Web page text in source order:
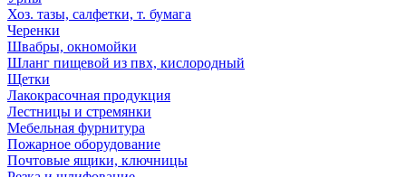
Хоз. тазы, салфетки, т. бумага
Черенки
Швабры, окномойки
Шланг пищевой из пвх, кислородный
Щетки
Лакокрасочная продукция
Лестницы и стремянки
Мебельная фурнитура
Пожарное оборудование
Почтовые ящики, ключницы